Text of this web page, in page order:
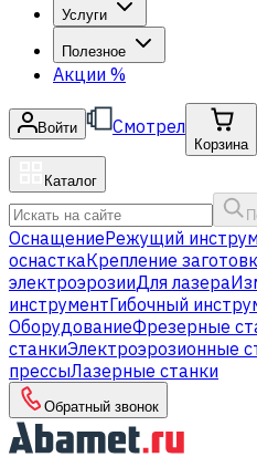
Услуги
Полезное
Акции %
Войти Смотрел
Корзина
Каталог
ОснащениеРежущий
оснасткаКрепление
электроэрозииДля лазера
инструментГибочный
ОборудованиеФрезерные
станкиЭлектроэрозионные
прессыЛазерные станки
Обратный звонок